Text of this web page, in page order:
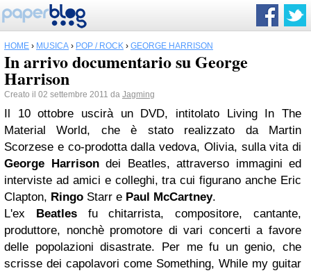
HOME › MUSICA › POP / ROCK › GEORGE HARRISON
In arrivo documentario su George
Harrison
Creato il 02 settembre 2011 da Jagming
Il 10 ottobre uscirà un DVD, intitolato Living In The
Material World, che è stato realizzato da Martin
Scorzese e co-prodotta dalla vedova, Olivia, sulla vita di
George Harrisondei Beatles, attraverso immagini ed
interviste ad amici e colleghi, tra cui figurano anche Eric
Clapton, Ringo Starr e Paul McCartney.
L'ex Beatlesfu chitarrista, compositore, cantante,
produttore, nonchè promotore di vari concerti a favore
delle popolazioni disastrate. Per me fu un genio, che
scrisse dei capolavori come Something, While my guitar